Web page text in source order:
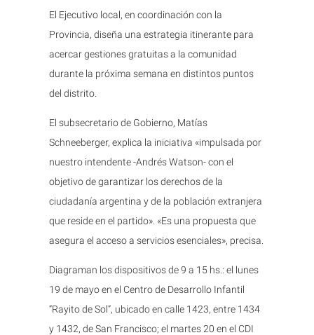
El Ejecutivo local, en coordinación con la
Provincia, diseña una estrategia itinerante para
acercar gestiones gratuitas a la comunidad
durante la próxima semana en distintos puntos
del distrito.
El subsecretario de Gobierno, Matías
Schneeberger, explica la iniciativa «impulsada por
nuestro intendente -Andrés Watson- con el
objetivo de garantizar los derechos de la
ciudadanía argentina y de la población extranjera
que reside en el partido». «Es una propuesta que
asegura el acceso a servicios esenciales», precisa.
Diagraman los dispositivos de 9 a 15 hs.: el lunes
19 de mayo en el Centro de Desarrollo Infantil
“Rayito de Sol”, ubicado en calle 1423, entre 1434
y 1432, de San Francisco; el martes 20 en el CDI